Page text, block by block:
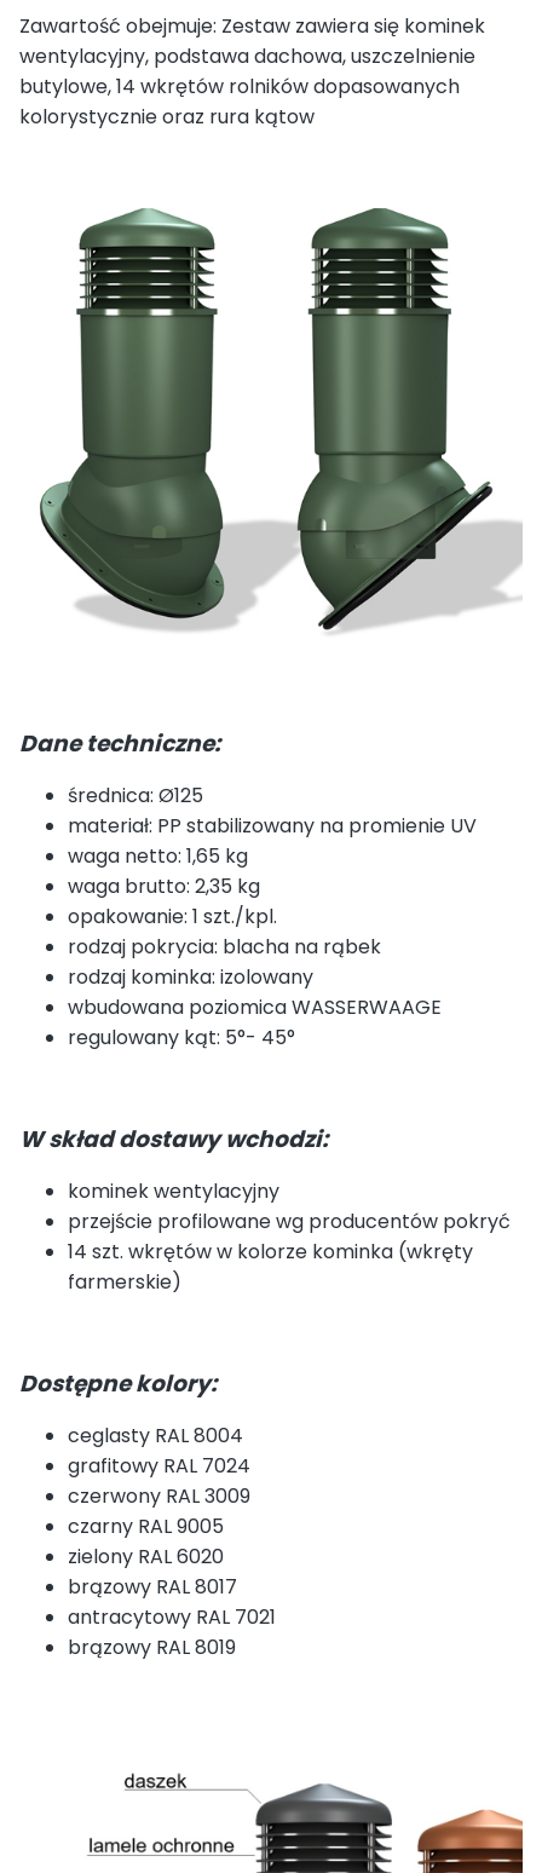
Zawartość obejmuje: Zestaw zawiera się kominek
wentylacyjny, podstawa dachowa, uszczelnienie
butylowe, 14 wkrętów rolników dopasowanych
kolorystycznie oraz rura kątow
Dane techniczne:
średnica: Ø125
materiał: PP stabilizowany na promienie UV
waga netto: 1,65 kg
waga brutto: 2,35 kg
opakowanie: 1 szt./kpl.
rodzaj pokrycia: blacha na rąbek
rodzaj kominka: izolowany
wbudowana poziomica WASSERWAAGE
regulowany kąt: 5°- 45°
W skład dostawy wchodzi:
kominek wentylacyjny
przejście profilowane wg producentów pokryć
14 szt. wkrętów w kolorze kominka (wkręty
farmerskie)
Dostępne kolory:
ceglasty RAL 8004
grafitowy RAL 7024
czerwony RAL 3009
czarny RAL 9005
zielony RAL 6020
brązowy RAL 8017
antracytowy RAL 7021
brązowy RAL 8019